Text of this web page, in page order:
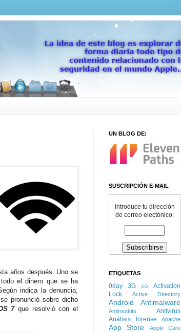
años después. Uno se
el dinero que se ha
indica la denuncia,
pronunció sobre dicho
7que resolvió con el
UN BLOG DE:
SUSCRIPCIÓN E-MAIL
Introduce tu dirección
de correo electónico:
ETIQUETAS
0day 3G 4G
Activation
Lock
Active Directory
Android Antimalware
Antirootkits
Antivirus
Análisis forense
Apache
App Store
Apple Care